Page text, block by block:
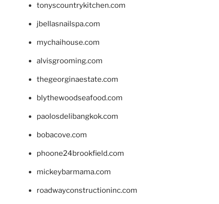
tonyscountrykitchen.com
jbellasnailspa.com
mychaihouse.com
alvisgrooming.com
thegeorginaestate.com
blythewoodseafood.com
paolosdelibangkok.com
bobacove.com
phoone24brookfield.com
mickeybarmama.com
roadwayconstructioninc.com